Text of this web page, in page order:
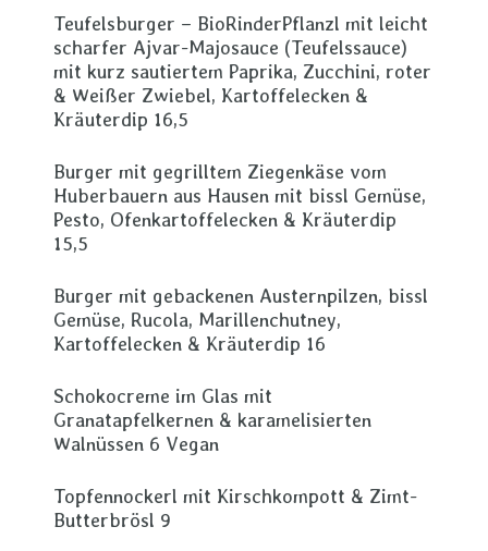
Teufelsburger – BioRinderPflanzl mit leicht
scharfer Ajvar-Majosauce (Teufelssauce)
mit kurz sautiertem Paprika, Zucchini, roter
& Weißer Zwiebel, Kartoffelecken &
Kräuterdip 16,5
Burger mit gegrilltem Ziegenkäse vom
Huberbauern aus Hausen mit bissl Gemüse,
Pesto, Ofenkartoffelecken & Kräuterdip
15,5
Burger mit gebackenen Austernpilzen, bissl
Gemüse, Rucola, Marillenchutney,
Kartoffelecken & Kräuterdip 16
Schokocreme im Glas mit
Granatapfelkernen & karamelisierten
Walnüssen 6 Vegan
Topfennockerl mit Kirschkompott & Zimt-
Butterbrösl 9